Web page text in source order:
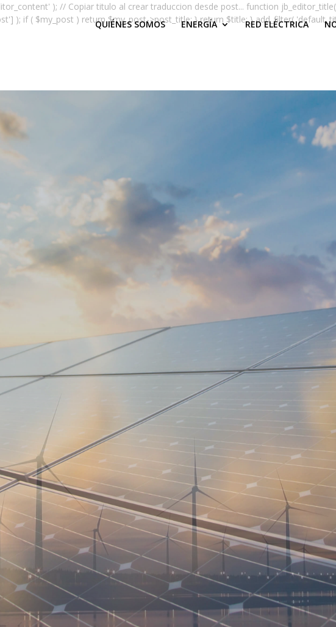
); // Copiar titulo al crear traduccion desde post... function
); if ( $my_post ) return $my_post->post_title; } return $title; } add_filter(
QUIÉNES SOMOS ENERGÍA RED ELÉCTRICA